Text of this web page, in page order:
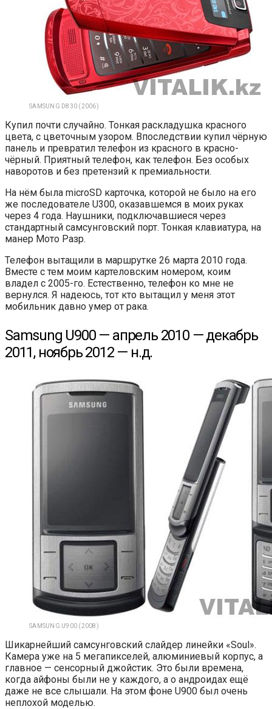
SAMSUNG D830 (2006)
Купил почти случайно. Тонкая раскладушка красного
цвета, с цветочным узором. Впоследствии купил чёрную
панель и превратил телефон из красного в красно-
чёрный. Приятный телефон, как телефон. Без особых
наворотов и без претензий к премиальности.
На нём была microSD карточка, которой не было на его
же последователе U300, оказавшемся в моих руках
через 4 года. Наушники, подключавшиеся через
стандартный самсунговский порт. Тонкая клавиатура, на
манер Мото Разр.
Телефон вытащили в маршрутке 26 марта 2010 года.
Вместе с тем моим картеловским номером, коим
владел с 2005-го. Естественно, телефон ко мне не
вернулся. Я надеюсь, тот кто вытащил у меня этот
мобильник давно умер от рака.
Samsung U900 — апрель 2010 — декабрь
2011, ноябрь 2012 — н.д.
SAMSUNG U900 (2008)
Шикарнейший самсунговский слайдер линейки «Soul».
Камера уже на 5 мегапикселей, алюминиевый корпус, а
главное — сенсорный джойстик. Это были времена,
когда айфоны были не у каждого, а о андроидах ещё
даже не все слышали. На этом фоне U900 был очень
неплохой моделью.